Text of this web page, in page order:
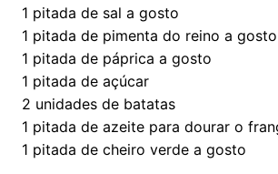
1 pitada de sal a gosto
1 pitada de pimenta do reino a gosto
1 pitada de páprica a gosto
1 pitada de açúcar
2 unidades de batatas
1 pitada de azeite para dourar o
1 pitada de cheiro verde a gosto